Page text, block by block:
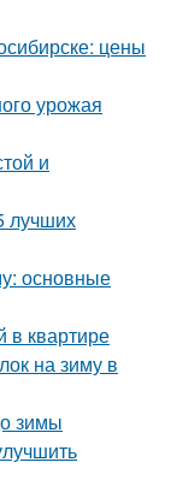
цены
урожая
и
лучших
основные
в квартире
на зиму в
зимы